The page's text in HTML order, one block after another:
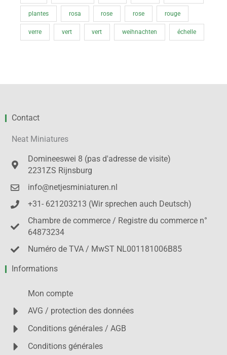
plantes rosa rose rose rouge
verre vert vert weihnachten échelle
Contact
Neat Miniatures
Domineeswei 8 (pas d'adresse de visite)
2231ZS Rijnsburg
info@netjesminiaturen.nl
+31- 621203213 (Wir sprechen auch Deutsch)
Chambre de commerce / Registre du commerce n°
64873234
Numéro de TVA / MwST NL001181006B85
Informations
Mon compte
AVG / protection des données
Conditions générales / AGB
Conditions générales